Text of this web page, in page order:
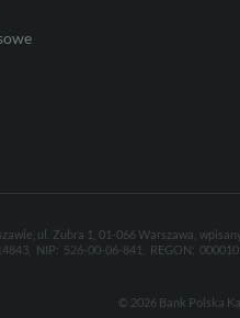
ul. Żubra 1, 01-066 Warszawa,
NIP: 526-00-06-841, REGON:
© 2026 Bank Polska